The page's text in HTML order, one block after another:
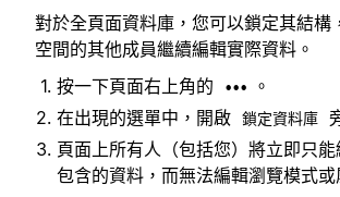
對於全頁面資料庫，您可以鎖定其結構
空間的其他成員繼續編輯實際資料。
按一下頁面右上角的
•••
。
在出現的選單中，開啟 鎖定資料庫
頁面上所有人（包括您）將立即只
包含的資料，而無法編輯瀏覽模式或